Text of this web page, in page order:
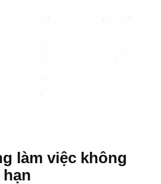
làm việc không